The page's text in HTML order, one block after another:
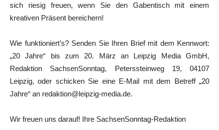
sich riesig freuen, wenn Sie den Gabentisch mit einem
kreativen Präsent bereichern!
Wie funktioniert’s? Senden Sie Ihren Brief mit dem Kennwort:
„20 Jahre“ bis zum 20. März an Leipzig Media GmbH,
Redaktion SachsenSonntag, Peterssteinweg 19, 04107
Leipzig, oder schicken Sie eine E-Mail mit dem Betreff „20
Jahre“ an redaktion@leipzig-media.de.
Wir freuen uns darauf! Ihre SachsenSonntag-Redaktion